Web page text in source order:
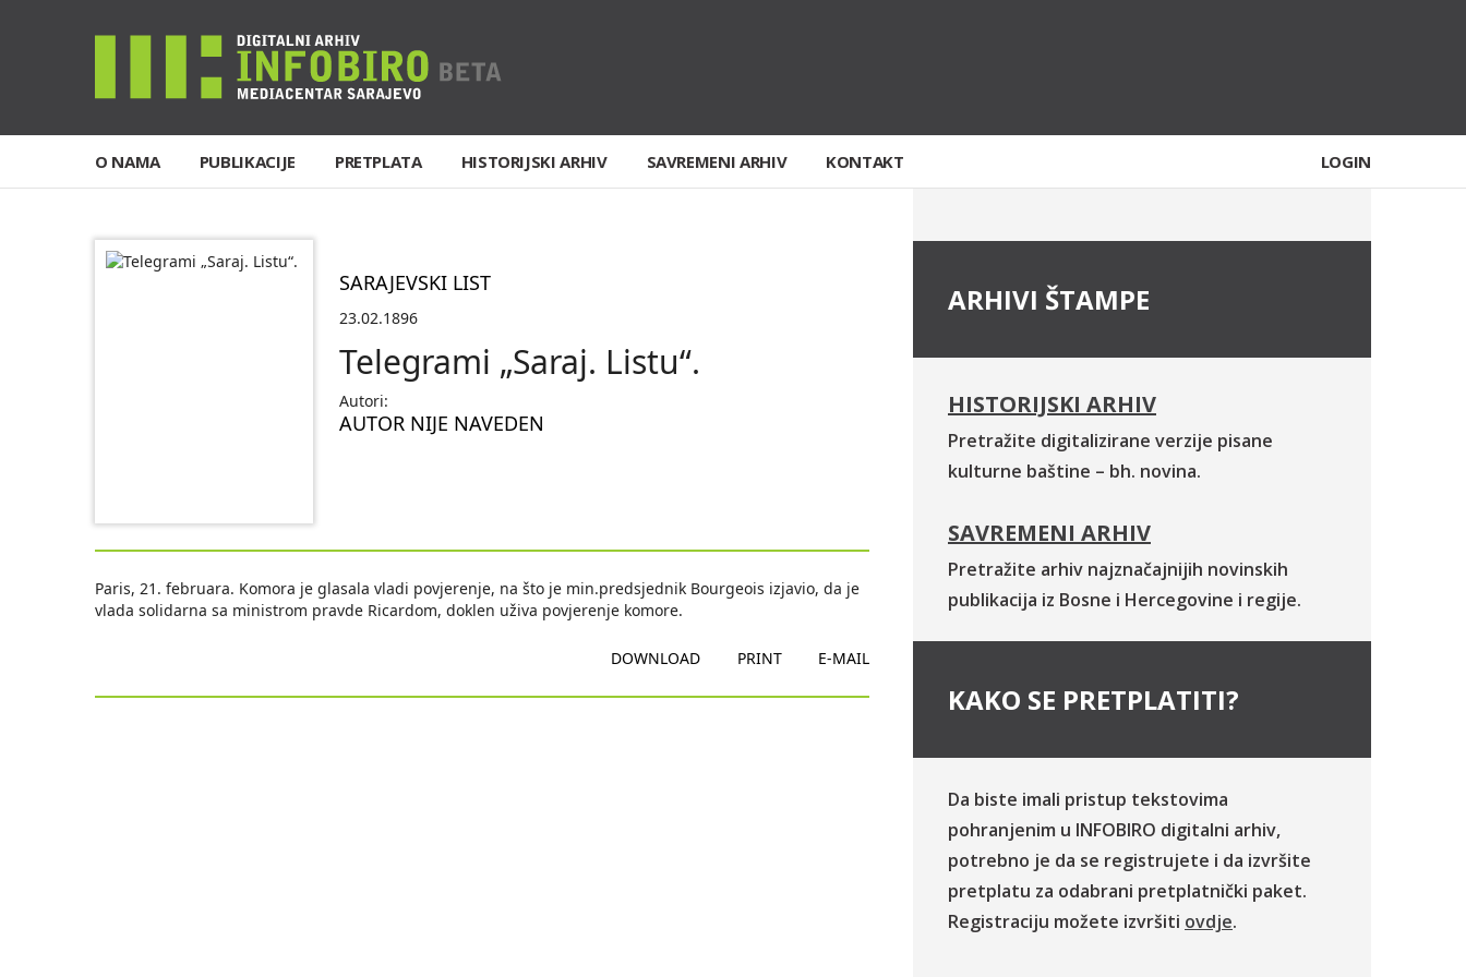
O NAMA PUBLIKACIJE PRETPLATA HISTORIJSKI ARHIV SAVREMENI ARHIV KONTAKT LOGIN
SARAJEVSKI LIST
23.02.1896
Telegrami „Saraj. Listu“.
Autori:
AUTOR NIJE NAVEDEN
Paris, 21. februara. Komora je glasala vladi povjerenje, na što je min.predsjednik Bourgeois izjavio, da je
vlada solidarna sa ministrom pravde Ricardom, doklen uživa povjerenje komore.
DOWNLOAD PRINT E-MAIL
ARHIVI ŠTAMPE
HISTORIJSKI ARHIV
Pretražite digitalizirane verzije pisane
kulturne baštine – bh. novina.
SAVREMENI ARHIV
Pretražite arhiv najznačajnijih novinskih
publikacija iz Bosne i Hercegovine i regije.
KAKO SE PRETPLATITI?
Da biste imali pristup tekstovima
pohranjenim u INFOBIRO digitalni arhiv,
potrebno je da se registrujete i da izvršite
pretplatu za odabrani pretplatnički paket.
Registraciju možete izvršiti ovdje.